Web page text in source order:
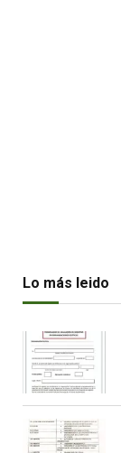
Lo más leido